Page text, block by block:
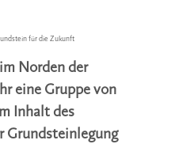
für die Zukunft
Norden der
eine Gruppe von
Inhalt des
Grundsteinlegung